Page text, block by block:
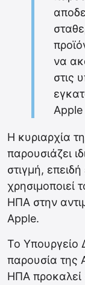
να
στις
Apple
Η κυριαρχία
παρουσιάζει
στιγμή,
χρησιμοποιεί
ΗΠΑ στην
Apple.
Το Υπουργείο
παρουσία της
ΗΠΑ προκαλεί